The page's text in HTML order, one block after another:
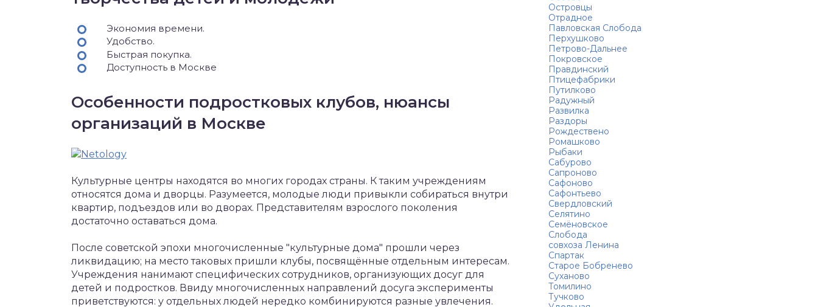
Экономия времени.
Удобство.
Быстрая покупка.
Доступность в Москве
Особенности подростковых клубов, нюансы
организаций в Москве
Культурные центры находятся во многих городах страны. К таким учреждениям
относятся дома и дворцы. Разумеется, молодые люди привыкли собираться внутри
квартир, подъездов или во дворах. Представителям взрослого поколения
достаточно оставаться дома.
После советской эпохи многочисленные "культурные дома" прошли через
ликвидацию; на место таковых пришли клубы, посвящённые отдельным интересам.
Учреждения нанимают специфических сотрудников, организующих досуг для
детей и подростков. Ввиду многочисленных направлений досуга эксперименты
приветствуются: у отдельных людей нередко комбинируются разные увлечения.
Островцы
Отрадное
Павловская Слобода
Перхушково
Петрово-Дальнее
Покровское
Правдинский
Птицефабрики
Путилково
Радужный
Развилка
Раздоры
Рождествено
Ромашково
Рыбаки
Сабурово
Сапроново
Сафоново
Сафонтьево
Свердловский
Селятино
Семёновское
Слобода
совхоза Ленина
Спартак
Старое Бобренево
Суханово
Томилино
Тучково